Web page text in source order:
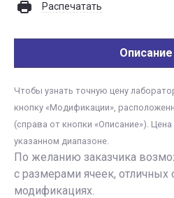
Распечатать
Описание
Чтобы узнать точную цену
кнопку «Модификации»,
(справа от кнопки «Описание»).
указанном диапазоне.
По желанию заказчика
с размерами ячеек, отличных
модификациях.